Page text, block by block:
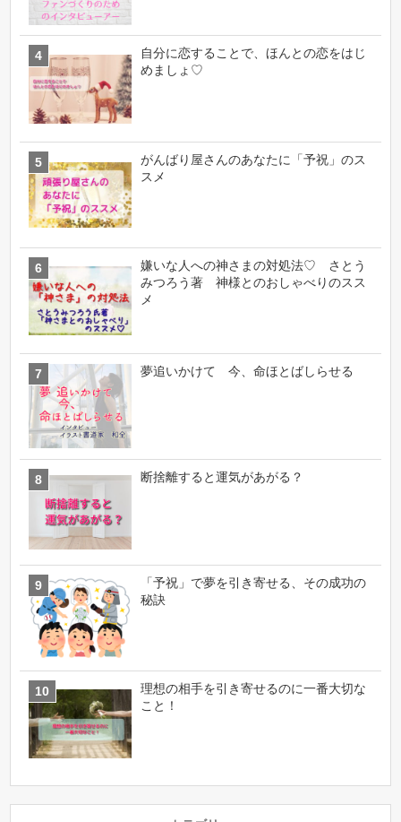
自分に恋することで、ほんとの恋をはじ
めましょ♡
がんばり屋さんのあなたに「予祝」のス
スメ
嫌いな人への神さまの対処法♡ さとう
みつろう著 神様とのおしゃべりのスス
メ
夢追いかけて 今、命ほとばしらせる
断捨離すると運気があがる？
「予祝」で夢を引き寄せる、その成功の
秘訣
理想の相手を引き寄せるのに一番大切な
こと！